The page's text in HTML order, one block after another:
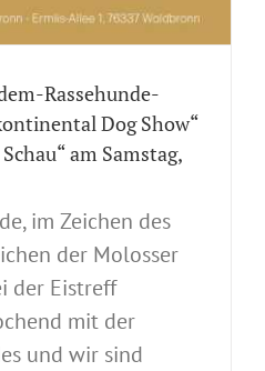
Rassehunde-
Dog Show“
am Samstag,
im Zeichen des
der Molosser
der Eistreff
mit der
und wir sind